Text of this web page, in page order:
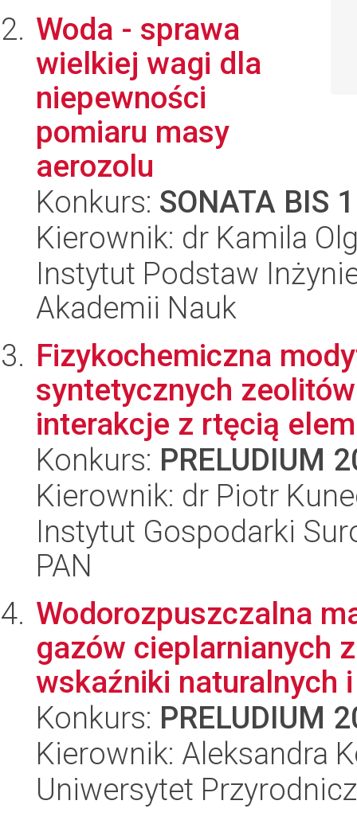
Woda - sprawa
wielkiej wagi dla
niepewności
pomiaru masy
aerozolu
Konkurs: SONATA BIS
Kierownik: dr Kamila
Instytut Podstaw
Akademii Nauk
Fizykochemiczna
syntetycznych
interakcje z rtęcią
Konkurs: PRELUDIUM
Kierownik: dr Piotr
Instytut Gospodarki
PAN
Wodorozpuszczalna
gazów cieplarnianych
wskaźniki naturalnych
Konkurs: PRELUDIUM
Kierownik: Aleksandra
Uniwersytet